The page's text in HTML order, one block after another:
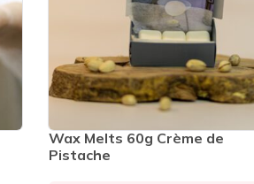
Wax Melts 60g Crème de
Pistache